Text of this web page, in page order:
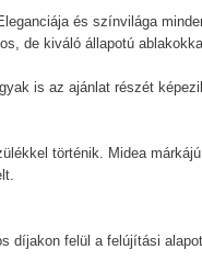
és színvilága
de kiváló állapotú
is az ajánlat részét
történik. Midea
díjakon felül a felújítási